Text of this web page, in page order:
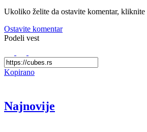
Ukoliko želite da ostavite komentar, kliknite
Ostavite komentar
Podeli vest
Kopirano
Najnovije